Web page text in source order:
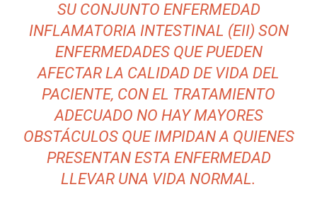
SU CONJUNTO ENFERMEDAD
INFLAMATORIA INTESTINAL (EII) SON
ENFERMEDADES QUE PUEDEN
AFECTAR LA CALIDAD DE VIDA DEL
PACIENTE, CON EL TRATAMIENTO
ADECUADO NO HAY MAYORES
OBSTÁCULOS QUE IMPIDAN A QUIENES
PRESENTAN ESTA ENFERMEDAD
LLEVAR UNA VIDA NORMAL.